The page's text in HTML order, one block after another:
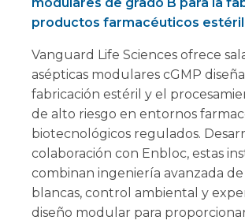
productos farmacéuticos
Vanguard Life Sciences ofrece
asépticas modulares cGMP
fabricación estéril y el
de alto riesgo en entornos
biotecnológicos regulados.
colaboración con Enbloc, estas
combinan ingeniería avanzada de
blancas, control ambiental y
diseño modular para